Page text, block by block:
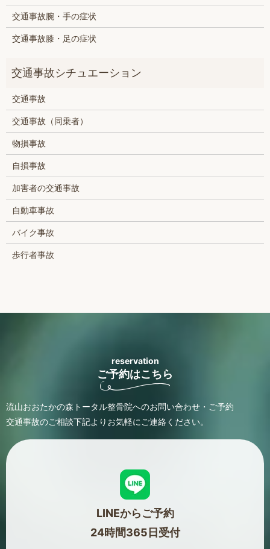
交通事故腕・手の症状
交通事故膝・足の症状
交通事故
交通事故（同乗者）
物損事故
自損事故
加害者の交通事故
自動車事故
バイク事故
歩行者事故
reservation
ご予約はこちら
流山おおたかの森トータル整骨院へのお問い合わせ・ご予約
交通事故のご相談下記よりお気軽にご連絡ください。
LINEからご予約
24時間365日受付